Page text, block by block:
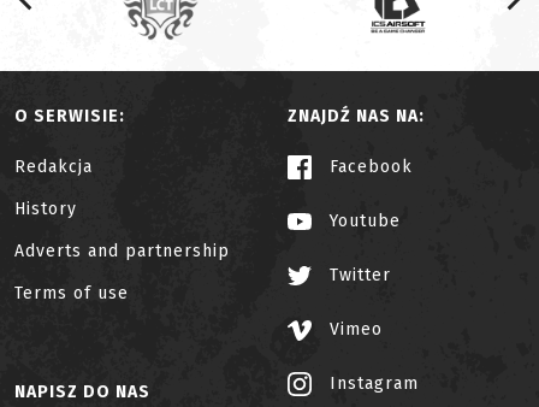
O SERWISIE:
Redakcja
History
Adverts and partnership
Terms of use
ZNAJDŹ NAS NA:
Facebook
Youtube
Twitter
Vimeo
Instagram
NAPISZ DO NAS